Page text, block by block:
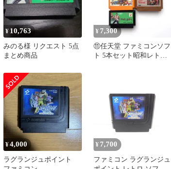
¥ 10,763
みのる様 リクエスト 5点
まとめ商品
¥ 7,300
⑪任天堂 ファミコンソフ
ト 5本セット昭和レトロ
¥4,000
ラグランジュポイント
¥ 7,700
ファミコン ラグランジュ